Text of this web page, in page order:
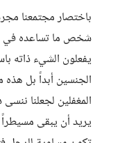
باختصار مجتمعنا
شخص ما تساعده في
يفعلون الشيء ذاته
الجنسين أبداً بل
المغفلين لجعلنا
يريد أن يبقى مسيطراً